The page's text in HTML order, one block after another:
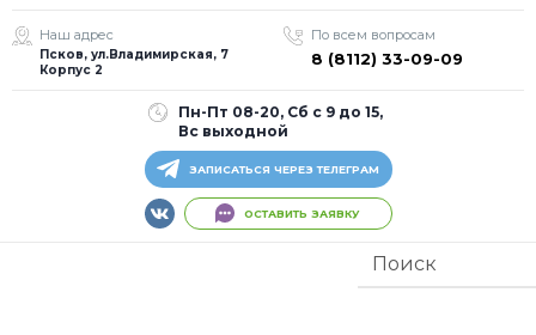
Я согласен на
обработку моих
персональных
данных
Наш адрес
Псков, ул.Владимирская, 7
Корпус 2
По всем вопросам
8 (8112) 33-09-09
Пн-Пт 08-20, Сб с 9 до 15,
Вс выходной
ЗАПИСАТЬСЯ ЧЕРЕЗ ТЕЛЕГРАМ
ОСТАВИТЬ ЗАЯВКУ
Я согласен на
обработку моих
персональных
данных